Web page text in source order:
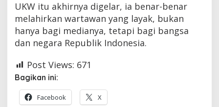
UKW itu akhirnya digelar, ia benar-benar
melahirkan wartawan yang layak, bukan
hanya bagi medianya, tetapi bagi bangsa
dan negara Republik Indonesia.
Post Views: 671
Bagikan ini:
Facebook X